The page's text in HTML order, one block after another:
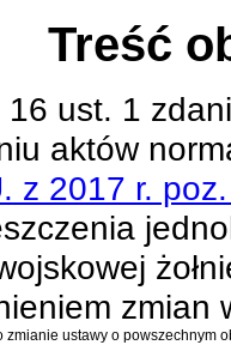
Treść
16 ust. 1
aktów
z 2017 r.
zmian
zmianie ustawy o